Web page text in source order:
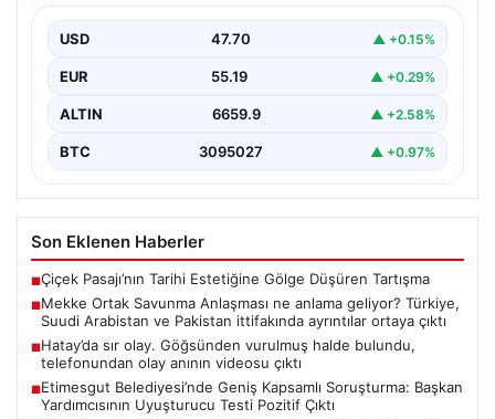
ayrıntılar ortaya çıktı
USD 47.70 ▲ +0.15%
EUR 55.19 ▲ +0.29%
ALTIN 6659.9 ▲ +2.58%
BTC 3095027 ▲ +0.97%
Son Eklenen Haberler
■Çiçek Pasajı’nın Tarihi Estetiğine Gölge Düşüren Tartışma
■Mekke Ortak Savunma Anlaşması ne anlama geliyor? Türkiye,
Suudi Arabistan ve Pakistan ittifakında ayrıntılar ortaya çıktı
■Hatay’da sır olay. Göğsünden vurulmuş halde bulundu,
telefonundan olay anının videosu çıktı
■Etimesgut Belediyesi’nde Geniş Kapsamlı Soruşturma: Başkan
Yardımcısının Uyuşturucu Testi Pozitif Çıktı